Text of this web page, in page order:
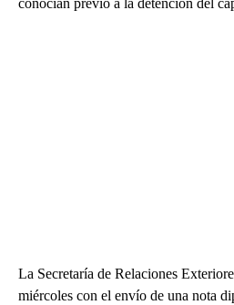
conocían previo a la detención del
La Secretaría de Relaciones
miércoles con el envío de una nota